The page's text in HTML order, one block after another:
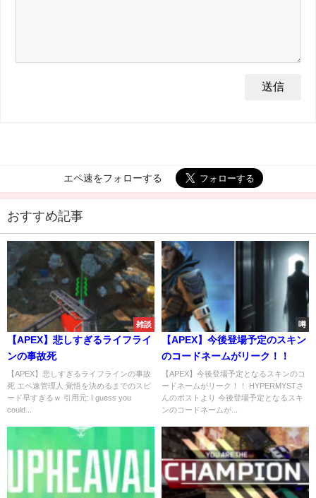
エペ速をフォローする
おすすめ記事
雑談
【APEX】悲しすぎるライフライ
ンの事故死
【APEX】悲しすぎるライフラインの事故
死 エペ速管理人 覚悟を決めるまでのスピ
ード早すぎるｗ 引用元: I guess you
could...
噂
【APEX】今後登場予定のスキン
のコードネームがリーク！！
【APEX】今後登場予定となるスキンのコ
ードネームがリーク！！ HYPERMYSTさ
んのポストより 今後登場予定となるスキ
ンのコードネームが...